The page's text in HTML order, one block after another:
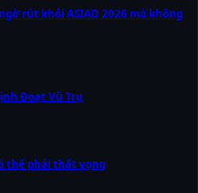
rút khỏi ASIAD 2026 mà không
Đoạt Vũ Trụ
thể phải thất vọng